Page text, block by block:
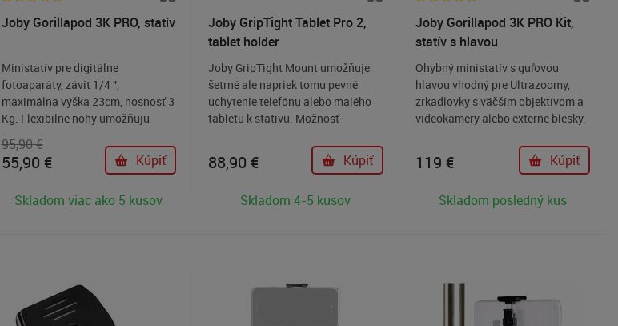
Joby Gorillapod 3K PRO, statív
Ministatív pre digitálne
fotoaparáty, závit 1/4 ",
maximálna výška 23cm, nosnosť 3
Kg. Flexibilné nohy umožňujú
všade.
95,90 €
55,90 € Kúpiť
Skladom viac ako 5 kusov
Joby GripTight Tablet Pro 2,
tablet holder
Joby GripTight Mount umožňuje
šetrné ale napriek tomu pevné
uchytenie telefónu alebo malého
tabletu k statívu. Možnosť
statívom s 1/4 "skrutkou.
88,90 € Kúpiť
Skladom 4-5 kusov
Joby Gorillapod 3K PRO Kit,
statív s hlavou
Ohybný ministatív s guľovou
hlavou vhodný pre Ultrazoomy,
zrkadlovky s väčším objektívom a
videokamery alebo externé blesky.
alebo upevniť statív takmer všade.
119 € Kúpiť
Skladom posledný kus